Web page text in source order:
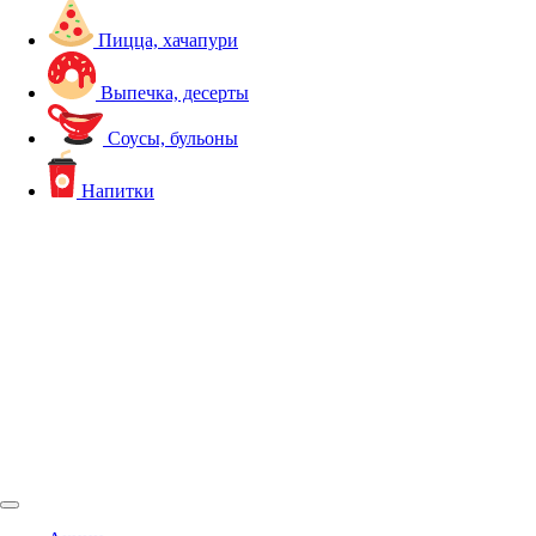
Пицца, хачапури
Выпечка, десерты
Соусы, бульоны
Напитки